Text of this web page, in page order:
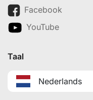
Facebook
YouTube
Taal
Nederlands